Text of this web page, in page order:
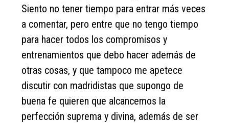
Siento no tener tiempo para entrar más veces
a comentar, pero entre que no tengo tiempo
para hacer todos los compromisos y
entrenamientos que debo hacer además de
otras cosas, y que tampoco me apetece
discutir con madridistas que supongo de
buena fe quieren que alcancemos la
perfección suprema y divina, además de ser